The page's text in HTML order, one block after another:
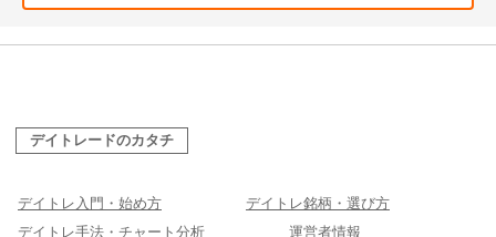
デイトレードのカタチ
デイトレ入門・始め方
デイトレ銘柄・選び方
デイトレ手法・チャート分析
運営者情報